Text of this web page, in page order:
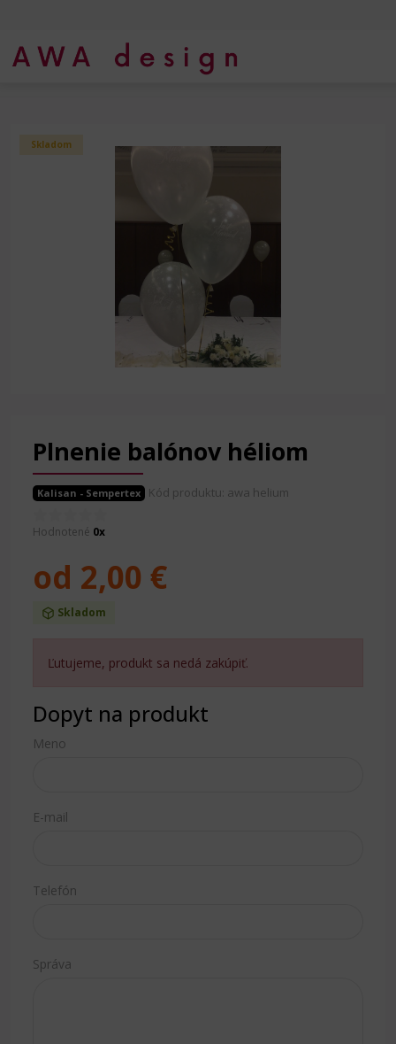
Plnenie balónov héliom
Skladom
Plnenie balónov héliom
Kalisan - Sempertex Kód produktu: awa helium
Hodnotené 0x
Skladom
od 2,00 €
Ľutujeme, produkt sa nedá zakúpiť.
Dopyt na produkt
Meno
E-mail
Telefón
Správa